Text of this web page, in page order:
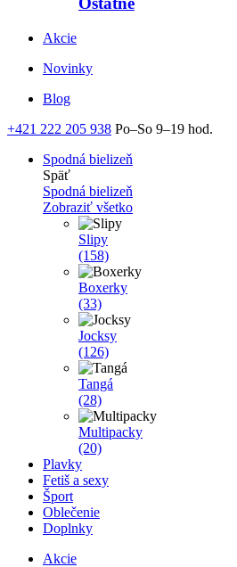
Akcie
Novinky
Blog
+421 222 205 938 Po–So 9–19 hod.
Spodná bielizeň
Späť
Spodná bielizeň
Zobraziť všetko
Slipy
(158)
Boxerky
(33)
Jocksy
(126)
Tangá
(28)
Multipacky
(20)
Plavky
Fetiš a sexy
Šport
Oblečenie
Doplnky
Akcie